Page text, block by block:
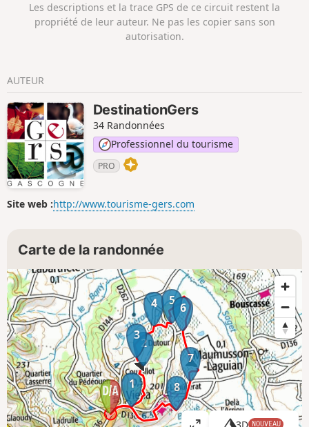
Les descriptions et la trace GPS de ce circuit restent la
propriété de leur auteur. Ne pas les copier sans son
autorisation.
AUTEUR
DestinationGers
34 Randonnées
Professionnel du tourisme
PRO
Site web :http://www.tourisme-gers.com
Carte de la randonnée
1
2
3
4 5 6
7
8
NOUVEAU